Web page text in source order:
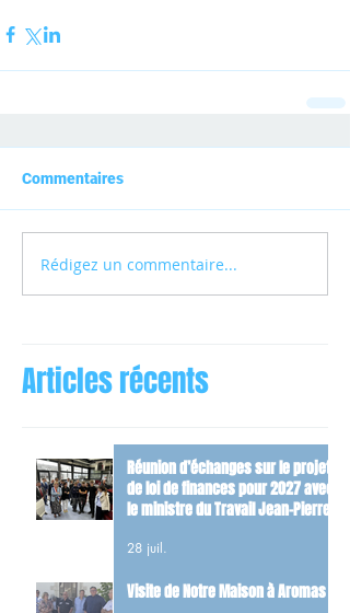
Commentaires
Rédigez un commentaire...
Articles récents
Réunion d’échanges sur le projet
de loi de finances pour 2027 avec
le ministre du Travail Jean-Pierre
28 juil.
Visite de Notre Maison à Aromas